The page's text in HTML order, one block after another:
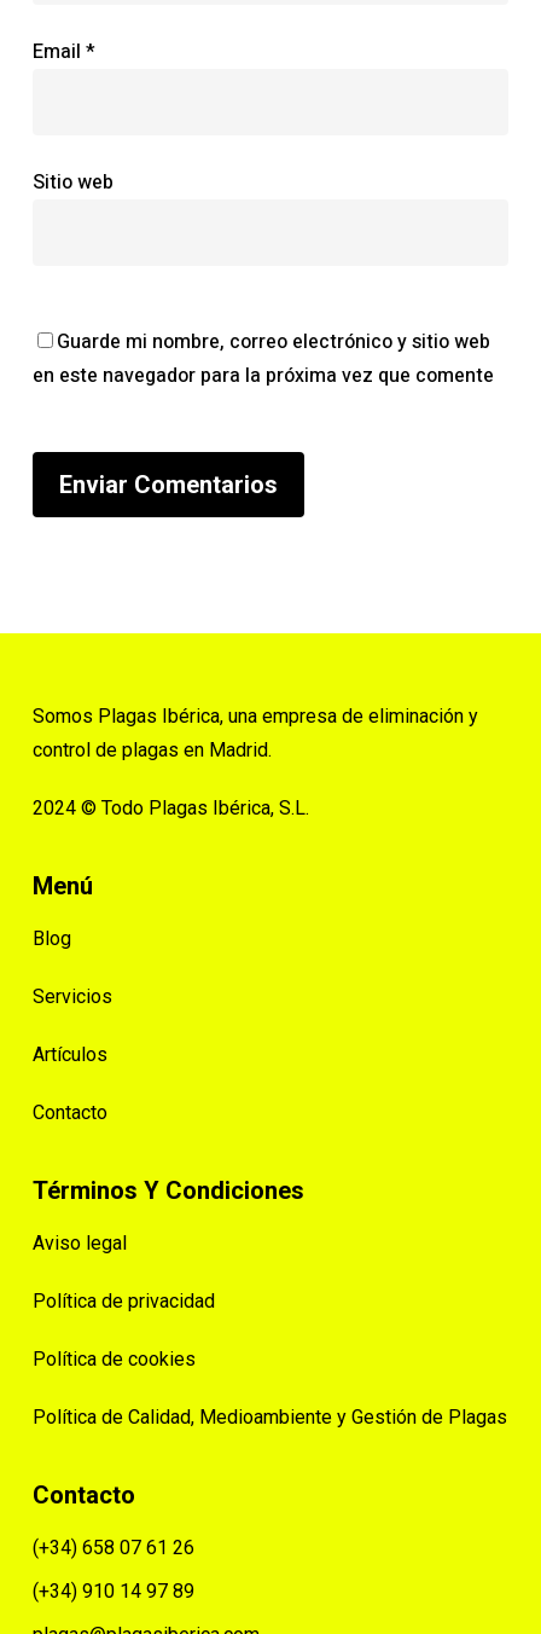
Email *
Sitio web
Guarde mi nombre, correo electrónico y sitio web
en este navegador para la próxima vez que comente
Somos Plagas Ibérica, una empresa de eliminación y
control de plagas en Madrid.
2024 © Todo Plagas Ibérica, S.L.
Menú
Blog
Servicios
Artículos
Contacto
Términos Y Condiciones
Aviso legal
Política de privacidad
Política de cookies
Política de Calidad, Medioambiente y Gestión de Plagas
Contacto
(+34) 658 07 61 26
(+34) 910 14 97 89